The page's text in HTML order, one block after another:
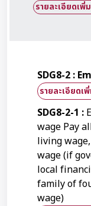
รายละเอียดเพิ่
SDG8-2 :
รายละเอียดเ
SDG8-2-1 :
wage Pay
living
wage (if
local
family of
wage)